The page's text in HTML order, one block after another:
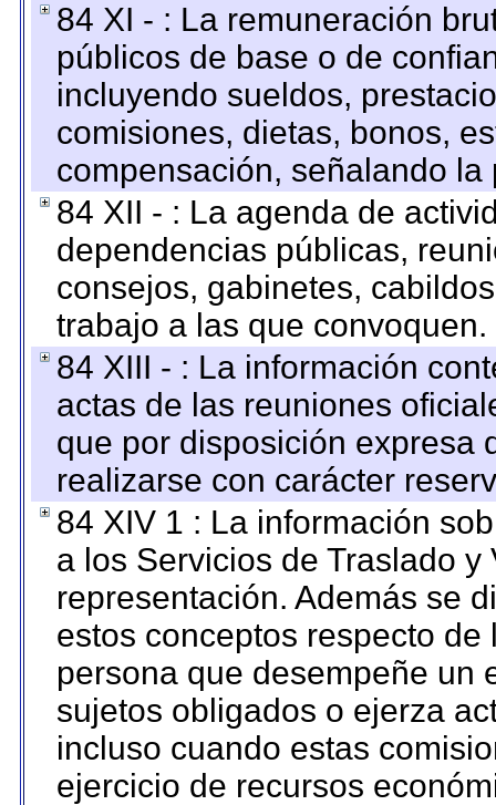
84 XI - : La remuneración
públicos de base o de
incluyendo sueldos,
comisiones, dietas, bonos,
compensación, señalando
84 XII - : La agenda de
dependencias públicas,
consejos, gabinetes,
trabajo a las que convoquen.
84 XIII - : La información
actas de las reuniones
que por disposición expresa
realizarse con carácter
84 XIV 1 : La información
a los Servicios de Traslado
representación. Además se
estos conceptos respecto
persona que desempeñe un
sujetos obligados o ejerza
incluso cuando estas
ejercicio de recursos